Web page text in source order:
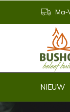
NIEUW
Ma-